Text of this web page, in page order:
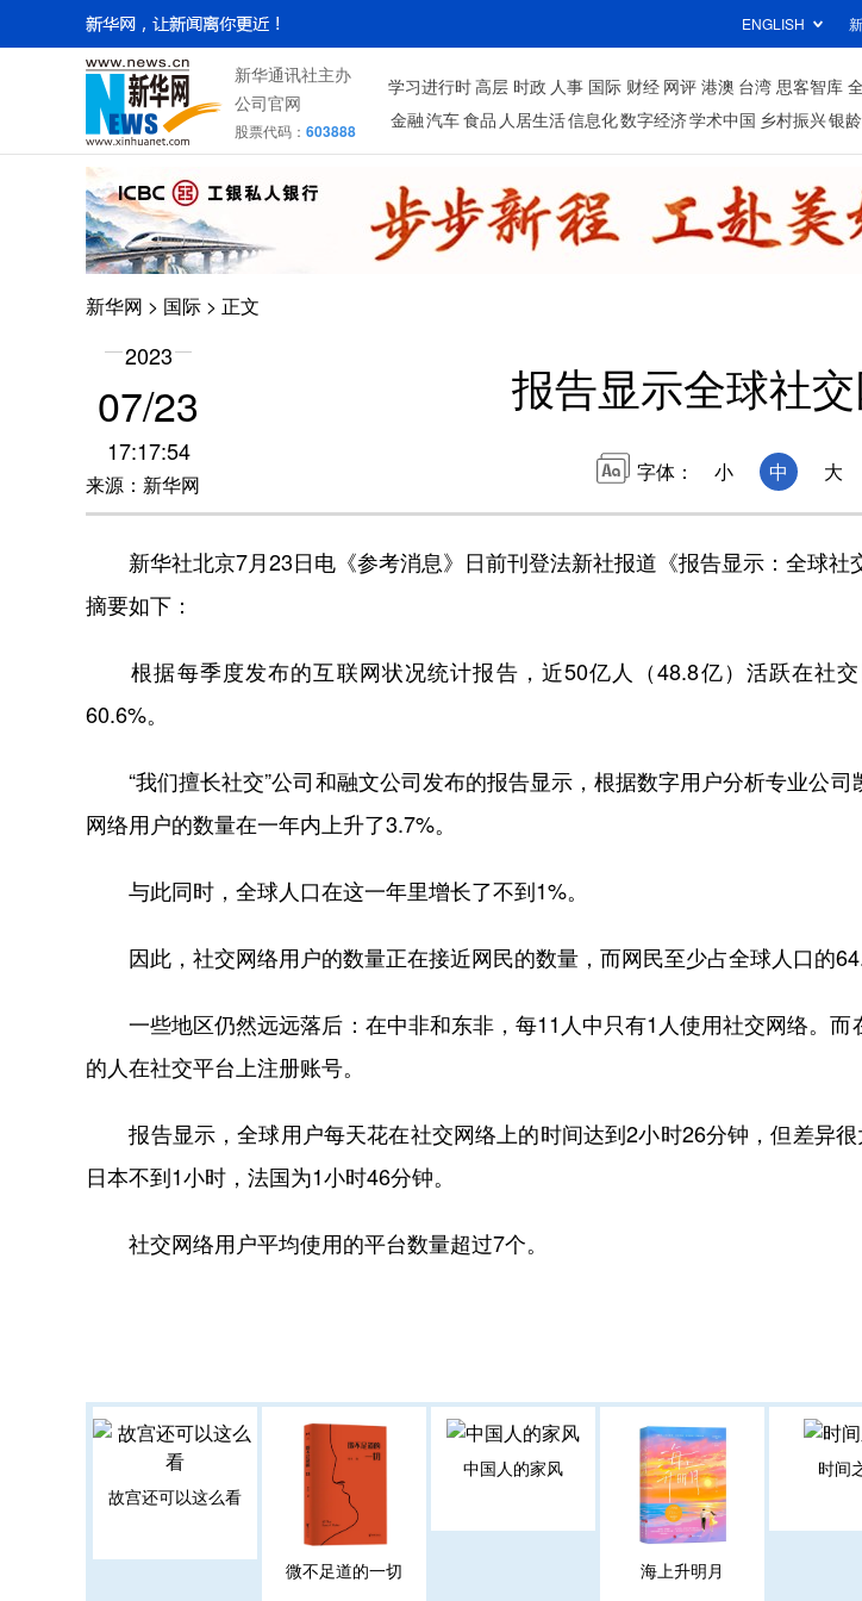
ENGLISH
新华通讯社主办
公司官网
股票代码： 603888
学习进行时高层 时政 人事 国际 财经 网评 港澳 台湾 思客智库
金融汽车食品 人居生活信息化数字经济学术中国 乡村振兴银龄
新华网 > 国际 > 正文
2023
07/23
17:17:54
来源：新华网
报告显示全球社
字体： 小 中 大
新华社北京7月23日电《参考消息》日前刊登法新社报道《报告显示：全球社
摘要如下：
根据每季度发布的互联网状况统计报告，近50亿人（48.8亿）活跃在社
60.6%。
“我们擅长社交”公司和融文公司发布的报告显示，根据数字用户分析专业公司
网络用户的数量在一年内上升了3.7%。
与此同时，全球人口在这一年里增长了不到1%。
因此，社交网络用户的数量正在接近网民的数量，而网民至少占全球人口的
一些地区仍然远远落后：在中非和东非，每11人中只有1人使用社交网络。而
的人在社交平台上注册账号。
报告显示，全球用户每天花在社交网络上的时间达到2小时26分钟，但差异很
日本不到1小时，法国为1小时46分钟。
社交网络用户平均使用的平台数量超过7个。
故宫还可以这么看
微不足道的一切
中国人的家风
海上升明月
时间